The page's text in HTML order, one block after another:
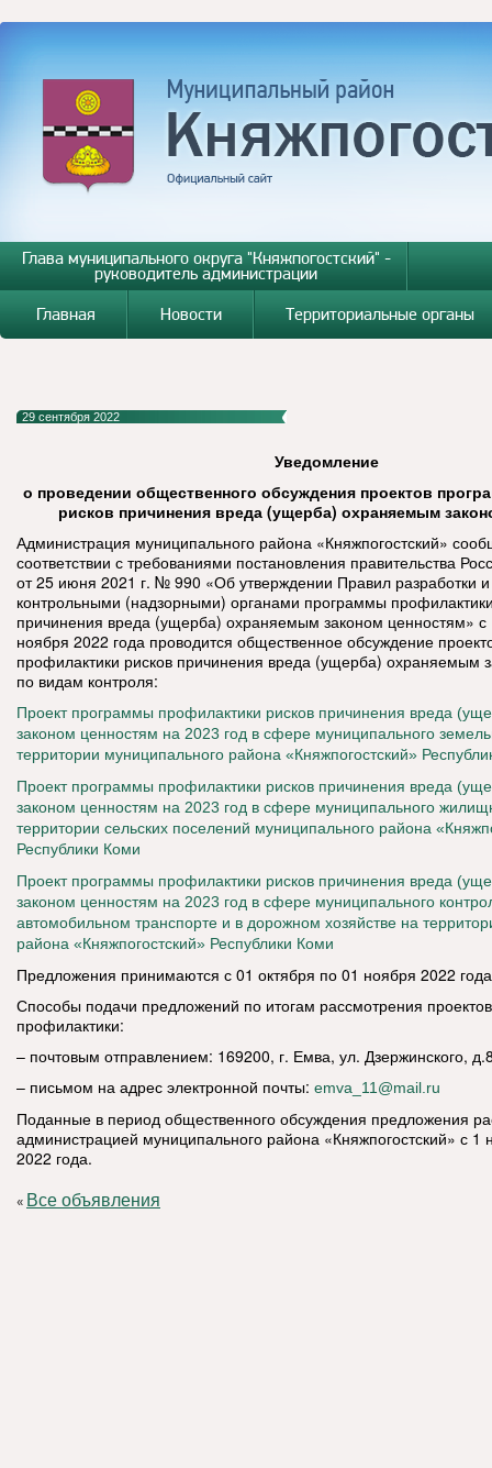
Глава муниципального округа "Княжпогостский" -
руководитель администрации
Главная
Новости Территориальные органы
29 сентября 2022
Уведомление
о проведении общественного обсуждения проектов
рисков причинения вреда (ущерба) охраняемым
Администрация муниципального района «Княжпогостский»
соответствии с требованиями постановления правительства
от 25 июня 2021 г. № 990 «Об утверждении Правил разработки
контрольными (надзорными) органами программы
причинения вреда (ущерба) охраняемым законом ценностям» с
ноября 2022 года проводится общественное обсуждение
профилактики рисков причинения вреда (ущерба) охраняемым
по видам контроля:
Проект программы профилактики рисков причинения вреда
законом ценностям на 2023 год в сфере муниципального
территории муниципального района «Княжпогостский»
Проект программы профилактики рисков причинения вреда
законом ценностям на 2023 год в сфере муниципального
территории сельских поселений муниципального района
Республики Коми
Проект программы профилактики рисков причинения вреда
законом ценностям на 2023 год в сфере муниципального
автомобильном транспорте и в дорожном хозяйстве на
района «Княжпогостский» Республики Коми
Предложения принимаются с 01 октября по 01 ноября 2022
Способы подачи предложений по итогам рассмотрения
профилактики:
– почтовым отправлением: 169200, г. Емва, ул. Дзержинского,
– письмом на адрес электронной почты: emva_11@mail.ru
Поданные в период общественного обсуждения предложения
администрацией муниципального района «Княжпогостский» с 1
2022 года.
« Все объявления